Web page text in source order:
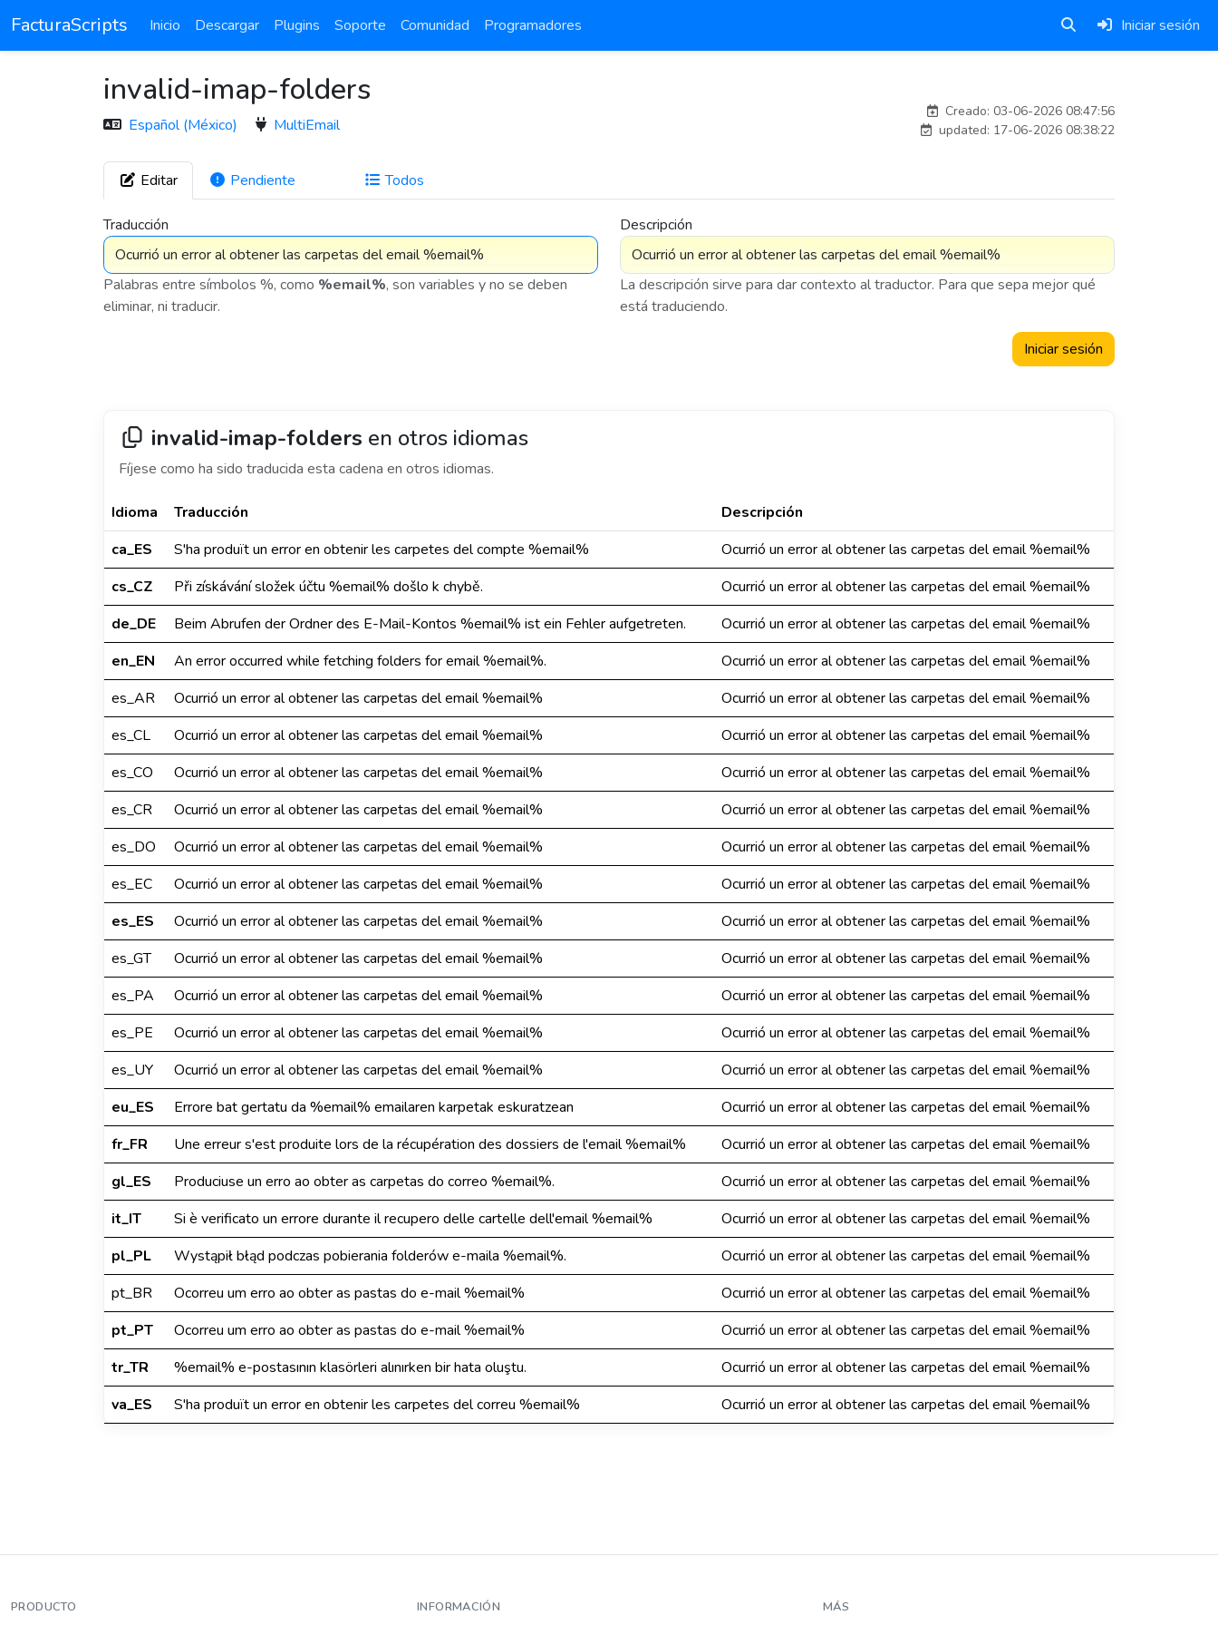
FacturaScripts Inicio Descargar Plugins Soporte Comunidad Programadores Iniciar sesión
invalid-imap-folders
Español (México) MultiEmail
Creado: 03-06-2026 08:47:56
updated: 17-06-2026 08:38:22
Editar Pendiente Todos
Traducción
Palabras entre símbolos %, como %email%, son variables y no se deben
eliminar, ni traducir.
Descripción
La descripción sirve para dar contexto al traductor. Para que sepa mejor qué
está traduciendo.
Iniciar sesión
invalid-imap-folders en otros idiomas
Fíjese como ha sido traducida esta cadena en otros idiomas.
Idioma Traducción
Descripción
ca_ES
S'ha produït un error en obtenir les carpetes del compte %email%
Ocurrió un error al obtener las carpetas del email %email%
cs_CZ
Při získávání složek účtu %email% došlo k chybě.
Ocurrió un error al obtener las carpetas del email %email%
de_DE
Beim Abrufen der Ordner des E-Mail-Kontos %email% ist ein Fehler aufgetreten.
Ocurrió un error al obtener las carpetas del email %email%
en_EN
An error occurred while fetching folders for email %email%.
Ocurrió un error al obtener las carpetas del email %email%
es_AR
Ocurrió un error al obtener las carpetas del email %email%
Ocurrió un error al obtener las carpetas del email %email%
es_CL
Ocurrió un error al obtener las carpetas del email %email%
Ocurrió un error al obtener las carpetas del email %email%
es_CO
Ocurrió un error al obtener las carpetas del email %email%
Ocurrió un error al obtener las carpetas del email %email%
es_CR
Ocurrió un error al obtener las carpetas del email %email%
Ocurrió un error al obtener las carpetas del email %email%
es_DO
Ocurrió un error al obtener las carpetas del email %email%
Ocurrió un error al obtener las carpetas del email %email%
es_EC
Ocurrió un error al obtener las carpetas del email %email%
Ocurrió un error al obtener las carpetas del email %email%
es_ES
Ocurrió un error al obtener las carpetas del email %email%
Ocurrió un error al obtener las carpetas del email %email%
es_GT
Ocurrió un error al obtener las carpetas del email %email%
Ocurrió un error al obtener las carpetas del email %email%
es_PA
Ocurrió un error al obtener las carpetas del email %email%
Ocurrió un error al obtener las carpetas del email %email%
es_PE
Ocurrió un error al obtener las carpetas del email %email%
Ocurrió un error al obtener las carpetas del email %email%
es_UY
Ocurrió un error al obtener las carpetas del email %email%
Ocurrió un error al obtener las carpetas del email %email%
eu_ES
Errore bat gertatu da %email% emailaren karpetak eskuratzean
Ocurrió un error al obtener las carpetas del email %email%
fr_FR
Une erreur s'est produite lors de la récupération des dossiers de l'email %email%
Ocurrió un error al obtener las carpetas del email %email%
gl_ES
Produciuse un erro ao obter as carpetas do correo %email%.
Ocurrió un error al obtener las carpetas del email %email%
it_IT
Si è verificato un errore durante il recupero delle cartelle dell'email %email%
Ocurrió un error al obtener las carpetas del email %email%
pl_PL
Wystąpił błąd podczas pobierania folderów e-maila %email%.
Ocurrió un error al obtener las carpetas del email %email%
pt_BR
Ocorreu um erro ao obter as pastas do e-mail %email%
Ocurrió un error al obtener las carpetas del email %email%
pt_PT
Ocorreu um erro ao obter as pastas do e-mail %email%
Ocurrió un error al obtener las carpetas del email %email%
tr_TR
%email% e-postasının klasörleri alınırken bir hata oluştu.
Ocurrió un error al obtener las carpetas del email %email%
va_ES
S'ha produït un error en obtenir les carpetes del correu %email% Ocurrió un error al obtener las carpetas del email %email%
PRODUCTO INFORMACIÓN MÁS